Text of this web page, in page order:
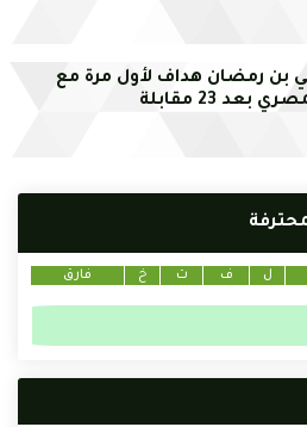
بن رمضان هداف لأول مرة مع
بعد 23 مقابلة
ل ف ت خ فارق